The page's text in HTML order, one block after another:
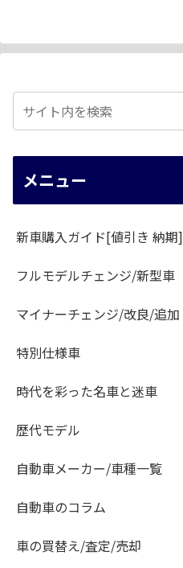
メニュー
新車購入ガイド[値引き 納期]
フルモデルチェンジ/新型車
マイナーチェンジ/改良/追加
特別仕様車
時代を彩った名車と迷車
歴代モデル
自動車メーカー/車種一覧
自動車のコラム
車の買替え/査定/売却